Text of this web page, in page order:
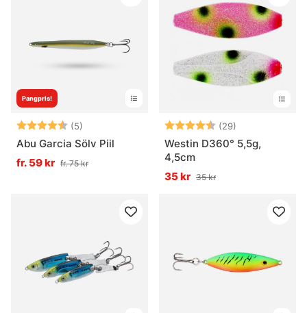
Pangpris!
Betyg: (5)
4.8 utav 5 stjärnor
Abu Garcia Sölv Piil
fr. 59 kr fr. 75 kr
Betyg: (29)
Westin D360° 5,5g,
4,5cm
35 kr 35 kr